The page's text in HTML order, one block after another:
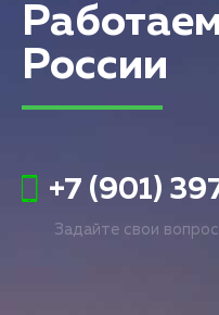
России
+7 (901)
Задайте свои